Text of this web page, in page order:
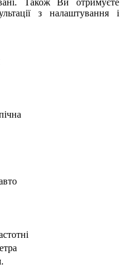
з налаштування і